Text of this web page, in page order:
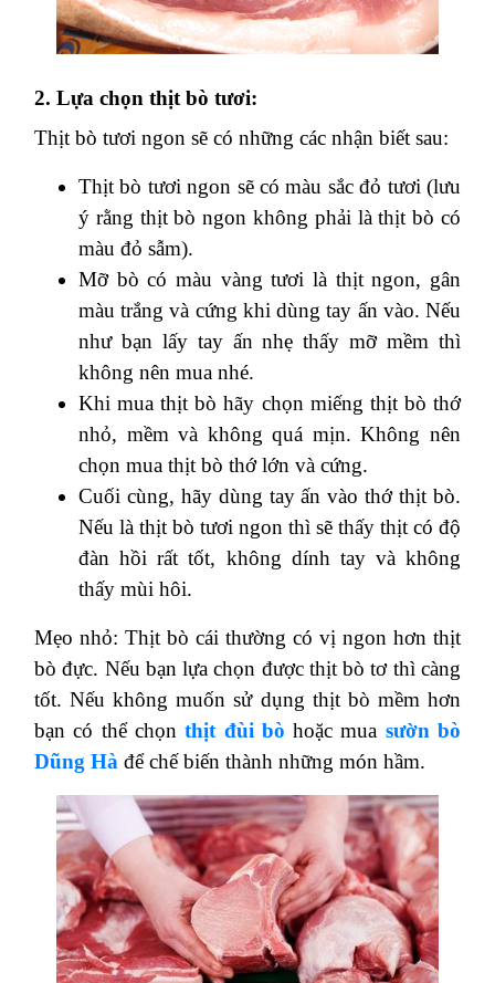
2. Lựa chọn thịt bò tươi:
Thịt bò tươi ngon sẽ có những các nhận biết sau:
Thịt bò tươi ngon sẽ có màu sắc đỏ tươi (lưu
ý rằng thịt bò ngon không phải là thịt bò có
màu đỏ sẫm).
Mỡ bò có màu vàng tươi là thịt ngon, gân
màu trắng và cứng khi dùng tay ấn vào. Nếu
như bạn lấy tay ấn nhẹ thấy mỡ mềm thì
không nên mua nhé.
Khi mua thịt bò hãy chọn miếng thịt bò thớ
nhỏ, mềm và không quá mịn. Không nên
chọn mua thịt bò thớ lớn và cứng.
Cuối cùng, hãy dùng tay ấn vào thớ thịt bò.
Nếu là thịt bò tươi ngon thì sẽ thấy thịt có độ
đàn hồi rất tốt, không dính tay và không
thấy mùi hôi.
Mẹo nhỏ: Thịt bò cái thường có vị ngon hơn thịt
bò đực. Nếu bạn lựa chọn được thịt bò tơ thì càng
tốt. Nếu không muốn sử dụng thịt bò mềm hơn
bạn có thể chọnthịt đùi bò hoặc mua sườn bò
Dũng Hà để chế biến thành những món hầm.